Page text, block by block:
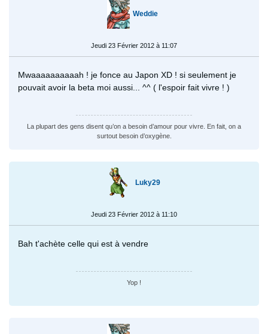
Weddie
Jeudi 23 Février 2012 à 11:07
Mwaaaaaaaaaah ! je fonce au Japon XD ! si seulement je
pouvait avoir la beta moi aussi... ^^ ( l'espoir fait vivre ! )
La plupart des gens disent qu’on a besoin d’amour pour vivre. En fait, on a
surtout besoin d’oxygène.
Luky29
Jeudi 23 Février 2012 à 11:10
Bah t'achète celle qui est à vendre
Yop !